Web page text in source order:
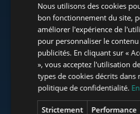
www.towerassistance.com
www.mybudapesthome.com
Nous utilisons des cookies
bon fonctionnement du site,
améliorer l'expérience de
pour personnaliser le contenu
publicités. En cliquant sur «
», vous acceptez l'utilisation
types de cookies décrits dans
politique de confidentialité.
Strictement
Performance